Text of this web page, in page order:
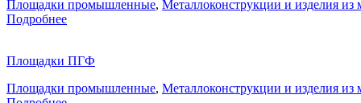
Площадки промышленные, Металлоконструкции и изделия из
Подробнее
Площадки ПГФ
Площадки промышленные, Металлоконструкции и изделия из